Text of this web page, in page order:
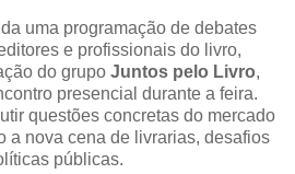
uma programação de debates
e profissionais do livro,
do grupo Juntos pelo Livro,
presencial durante a feira.
questões concretas do mercado
a nova cena de livrarias, desafios
públicas.